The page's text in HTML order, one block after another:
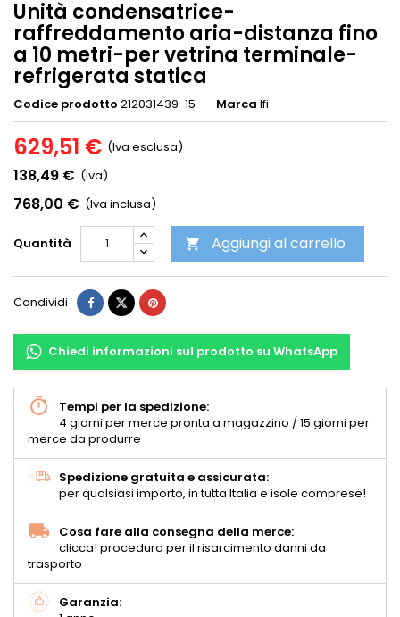
Unità condensatrice-
raffreddamento aria-distanza fino
a 10 metri-per vetrina terminale-
refrigerata statica
Codice prodotto 212031439-15 Marca Ifi
629,51 € (Iva esclusa)
138,49 € (Iva)
768,00 € (Iva inclusa)
Quantità  Aggiungi al carrello
Condividi
Chiedi informazioni sul prodotto su WhatsApp
Tempi per la spedizione:
4 giorni per merce pronta a magazzino / 15 giorni per
merce da produrre
Spedizione gratuita e assicurata:
per qualsiasi importo, in tutta Italia e isole comprese!
Cosa fare alla consegna della merce:
clicca! procedura per il risarcimento danni da
trasporto
Garanzia: